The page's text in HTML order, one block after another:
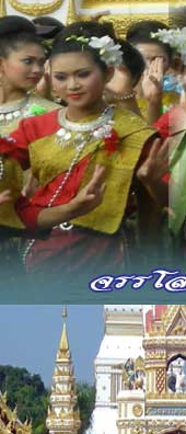
พระอาจารย์
รย์ท่านสั่งสอน
อุตส่าห์สอน
นให้ชัดเจน
ให้แลเห็น
เป็นฉลาดคม
ษย์ให้ดีงาม
มมนัสสา
าต่ำเที่ยวคลำ
ชาให้เห็นจริง
าชญ์ให้รู้จริ
ริงปัญญาญาณ
ในพุทธศาสนา การร้
ติแล้วจะเป็นกลอน
สริมให้เด็กและเยาวช
ระพฤติชอบตามหลักธ